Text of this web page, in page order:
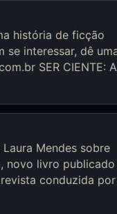
história de ficção
se interessar, dê
SER CIENTE: A
Mendes sobre
novo livro publicado
conduzida por